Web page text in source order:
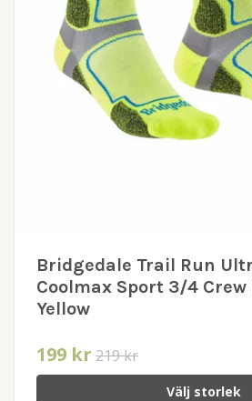
Bridgedale Trail Run
Coolmax Sport 3/4
Yellow
199 kr 219 kr
Välj storlek